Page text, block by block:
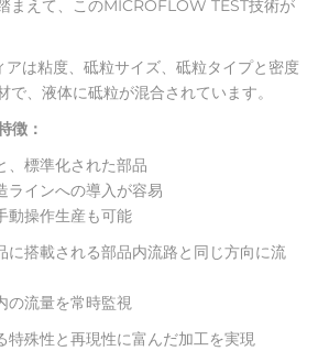
まえて、このMICROFLOW TEST技術が
は粘度、砥粒サイズ、砥粒タイプと密度
で、液体に砥粒が混合されています。
徴：
、標準化された部品
ラインへの導入が容易
動操作生産も可能
に搭載される部品内流路と同じ方向に流
の流量を常時監視
特殊性と再現性に富んだ加工を実現